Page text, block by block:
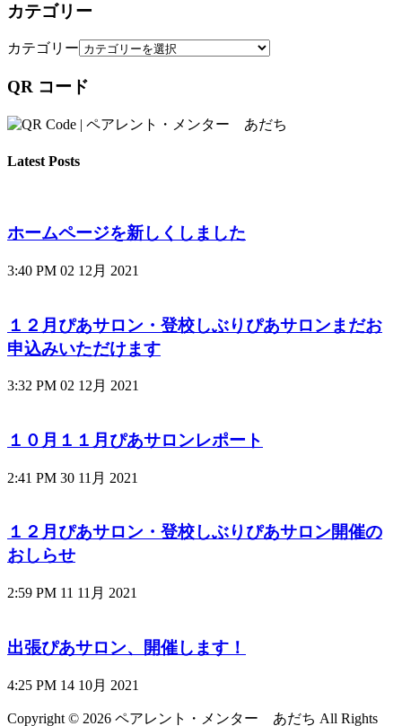
カテゴリー
カテゴリー
QR コード
Latest Posts
ホームページを新しくしました
3:40 PM 02 12月 2021
１２月ぴあサロン・登校しぶりぴあサロンまだお
申込みいただけます
3:32 PM 02 12月 2021
１０月１１月ぴあサロンレポート
2:41 PM 30 11月 2021
１２月ぴあサロン・登校しぶりぴあサロン開催の
おしらせ
2:59 PM 11 11月 2021
出張ぴあサロン、開催します！
4:25 PM 14 10月 2021
Copyright © 2026 ペアレント・メンター あだち All Rights